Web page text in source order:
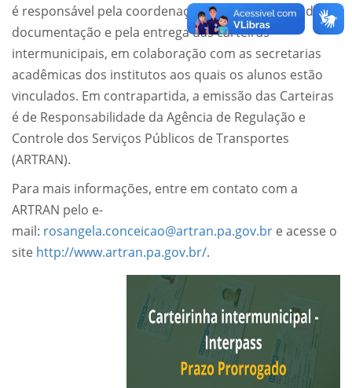
é responsável pela coordenação do recebimento da
documentação e pela entrega das carteiras
intermunicipais, em colaboração com as secretarias
acadêmicas dos institutos aos quais os alunos estão
vinculados. Em contrapartida, a emissão das Carteiras
é de Responsabilidade da Agência de Regulação e
Controle dos Serviços Públicos de Transportes
(ARTRAN).
Para mais informações, entre em contato com a
ARTRAN pelo e-
mail: rosangela.conceicao@artran.pa.gov.br e acesse o
site http://www.artran.pa.gov.br/.